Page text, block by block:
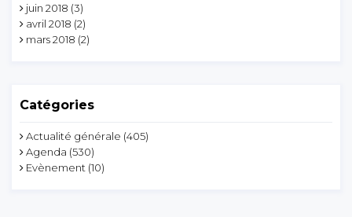
juin 2018 (3)
avril 2018 (2)
mars 2018 (2)
Catégories
Actualité générale (405)
Agenda (530)
Evènement (10)